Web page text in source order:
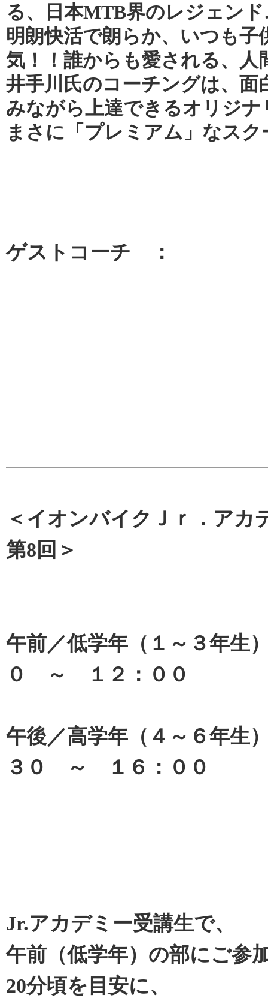
る、日本MTB界のレジェン
明朗快活で朗らか、いつも子
気！！誰からも愛される、人
井手川氏のコーチングは、面
みながら上達できるオリジ
まさに「プレミアム」なス
ゲストコーチ ：
＜イオンバイクＪｒ．ア
第8回＞
午前／低学年（１～３年
０ ～ １２：００
午後／高学年（４～６年
３０ ～ １６：００
Jr.アカデミー受講生で、
午前（低学年）の部にご参
20分頃を目安に、